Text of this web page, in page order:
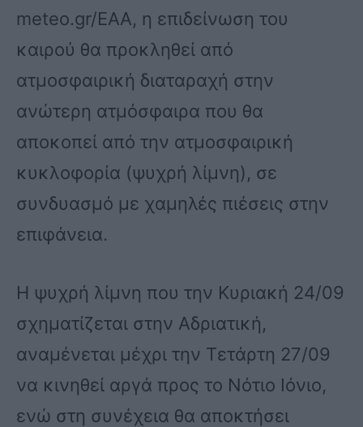
meteo.gr/EAA, η επιδείνωση του
καιρού θα προκληθεί από
ατμοσφαιρική διαταραχή στην
ανώτερη ατμόσφαιρα που θα
αποκοπεί από την ατμοσφαιρική
κυκλοφορία (ψυχρή λίμνη), σε
συνδυασμό με χαμηλές πιέσεις στην
επιφάνεια.
Η ψυχρή λίμνη που την Κυριακή 24/09
σχηματίζεται στην Αδριατική,
αναμένεται μέχρι την Τετάρτη 27/09
να κινηθεί αργά προς το Νότιο Ιόνιο,
ενώ στη συνέχεια θα αποκτήσει